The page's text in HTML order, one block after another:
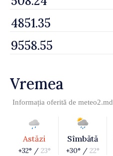
Vremea
Informația oferită de meteo2.md
Astăzi
+32° / 23°
Sîmbătă
+30° / 22°